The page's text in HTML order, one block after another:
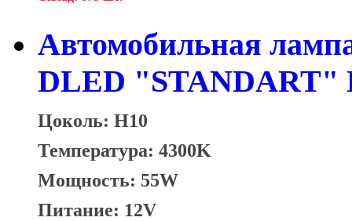
Автомобильная
DLED "STANDART"
Цоколь: H10
Температура: 4300K
Мощность: 55W
Питание: 12V